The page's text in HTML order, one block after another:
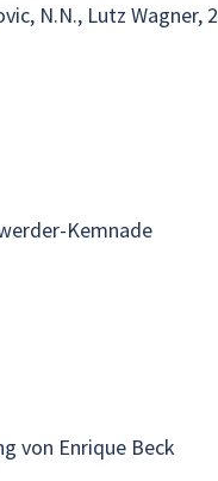
N.N., Lutz Wagner,
Kemnade
von Enrique Beck